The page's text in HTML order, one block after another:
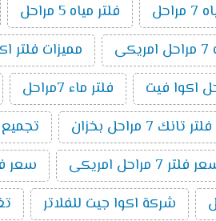
فلتر مياه 5 مراحل
مميزات فلتر اكوا
فلتر ماء 7مراحل
فلتر تانك 7 مراحل بخزان تجميع
فلتر 7 مراحل امريكى
سعر فلتر مياه 7
شركة اكوا جيت للفلاتر